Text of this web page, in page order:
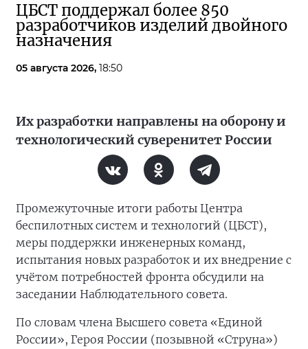
ЦБСТ поддержал более 850
разработчиков изделий двойного
назначения
05 августа 2026, 18:50
Их разработки направлены на оборону и
технологический суверенитет России
Промежуточные итоги работы Центра
беспилотных систем и технологий (ЦБСТ),
меры поддержки инженерных команд,
испытания новых разработок и их внедрение с
учётом потребностей фронта обсудили на
заседании Наблюдательного совета.
По словам члена Высшего совета «Единой
России», Героя России (позывной «Струна»)